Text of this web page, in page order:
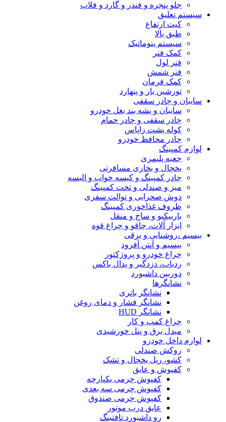
جلو پنجره و فندر و گارد و فلاپ
سیستم تعلیق
کیت ارتفاع
طبق بالا
سیستم پنوماتیک
کمک فنر
فنر لول
فنر شمش
کمک فرمان
تورشین بار و پنهارد
سایبان و چادر سقفی
سایبان و پشه بند بغل خودرو
چادر سقفی و چادر حمام
کوله پشت زاپاس
چادر محافظ خودرو
لوازم کمپینگ
جعبه پلیمری
یخچال و بخاری مسافرتی
چادر کمپینگ و کیسه خواب و البسه
میز و صندلی و تخت کمپینگ
دوش صحرایی و توالت سفری
ظروف غذاخوری کمپینگ
باربیکیو و ساج و منقل
ابزار آلات، چاقو و چراغ قوه
بیسیم ،روشنایی و برقی
بیسیم و آنتن آفرود
چراغ خودرو و پروژکتور
ردیاب، دزدگیر و پدال باکس
دوربین داشبورد
نشانگرها
نشانگر باتری
نشانگر فشار و دمای روغن
نشانگر HUD
چراغ کمپ و کار
مبدل برق و پنل خورشیدی
لوازم داخل خودرو
روکش صندلی
کشو، ریل یخچال و تشک
کفپوش و عایق
کفپوش چرمی یکپارچه
کفپوش چرمی سه بعدی
کفپوش چرمی صندوق
عایق درب موتور
رو داشبورد تافتینگ